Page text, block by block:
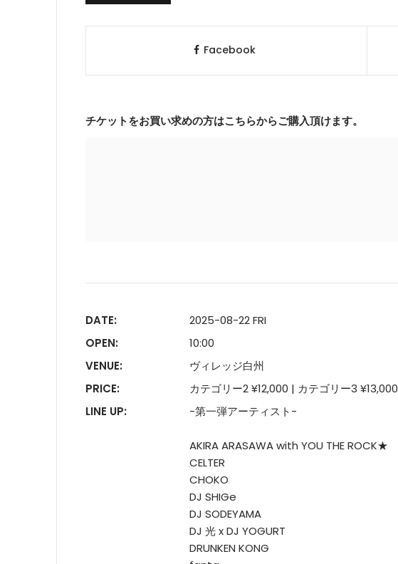
Facebook
チケットをお買い求めの方はこちらからご購入頂けます。
DATE:
2025-08-22 FRI
OPEN:
10:00
VENUE:
ヴィレッジ白州
PRICE:
カテゴリー2 ¥12,000 | カテゴリー3 ¥13,000
LINE UP:
-第一弾アーティスト-
AKIRA ARASAWA with YOU THE ROCK★
CELTER
CHOKO
DJ SHIGe
DJ SODEYAMA
DJ 光 x DJ YOGURT
DRUNKEN KONG